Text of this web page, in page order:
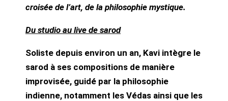
croisée de l’art, de la philosophie mystique.
Du studio au live de sarod
Soliste depuis environ un an, Kavi intègre le
sarod à ses compositions de manière
improvisée, guidé par la philosophie
indienne, notamment les Védas ainsi que les